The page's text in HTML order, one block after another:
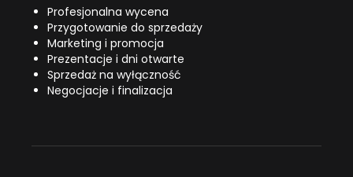
Profesjonalna wycena
Przygotowanie do sprzedaży
Marketing i promocja
Prezentacje i dni otwarte
Sprzedaż na wyłączność
Negocjacje i finalizacja